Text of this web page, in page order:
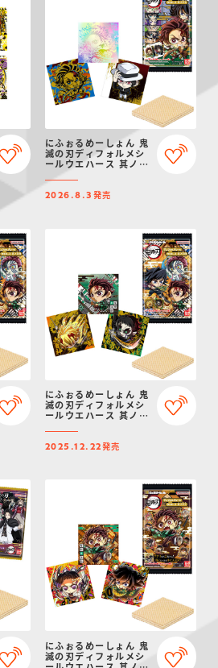
にふぉるめーしょん 鬼
滅の刃ディフォルメシ
ールウエハース 其ノ十
2026.8.3 発売
にふぉるめーしょん 鬼
滅の刃ディフォルメシ
ールウエハース 其ノ十
2025.12.22発売
にふぉるめーしょん 鬼
滅の刃ディフォルメシ